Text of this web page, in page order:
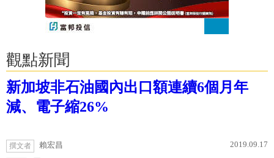
觀點新聞
新加坡非石油國內出口額連續6個月年
減、電子縮26%
撰文者 賴宏昌 2019.09.17